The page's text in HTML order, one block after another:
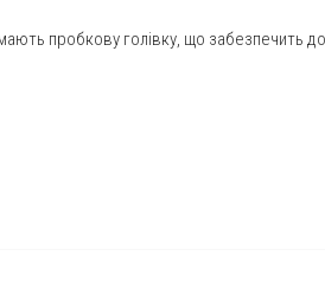
пробкову голівку, що забезпечить